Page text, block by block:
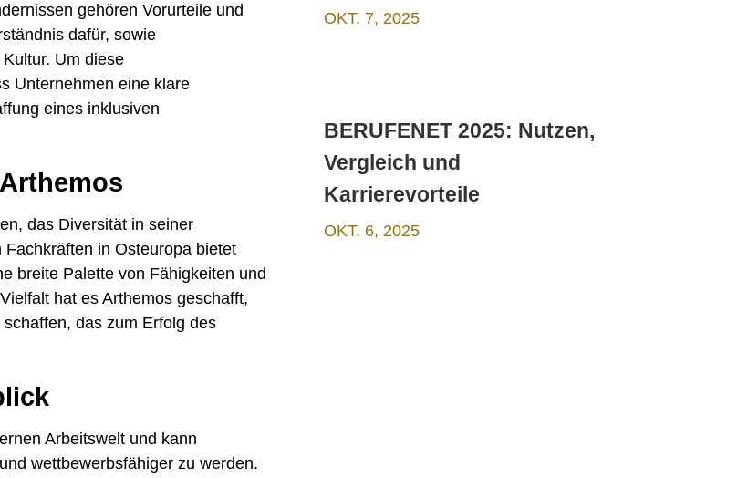
gehören Vorurteile und
dafür, sowie
Um diese
Unternehmen eine klare
eines inklusiven
das Diversität in seiner
in Osteuropa bietet
breite Palette von Fähigkeiten und
hat es Arthemos geschafft,
das zum Erfolg des
Arbeitswelt und kann
wettbewerbsfähiger zu werden.
OKT. 7, 2025
BERUFENET 2025: Nutzen,
Vergleich und
Karrierevorteile
OKT. 6, 2025